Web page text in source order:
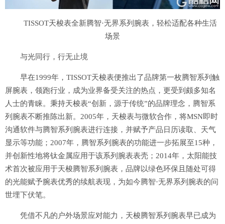
TISSOT天梭表全新腾智·无界系列腕表，轻松适配各种生活
场景
与光同行，行无止境
早在1999年，TISSOT天梭表便推出了品牌第一枚腾智系列触
屏腕表，领跑行业，成为业界备受关注的热点，更受到颇多知名
人士的青睐。秉持天梭表“创新，源于传统”的品牌理念，腾智系
列腕表不断推陈出新。2005年，天梭表与微软合作，将MSN即时
沟通软件与腾智系列腕表进行连接，并赋予产品日历读取、天气
显示等功能；2007年，腾智系列腕表的功能进一步拓展至15种，
并创新性地将钛金属应用于该系列腕表表壳；2014年，太阳能技
术首次被应用于天梭腾智系列腕表，品牌以绿色环保且随处可得
的光能赋予腕表优秀的续航表现，为如今腾智·无界系列腕表的问
世埋下伏笔。
凭借不凡的户外场景应对能力，天梭腾智系列腕表早已成为